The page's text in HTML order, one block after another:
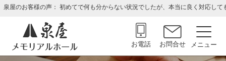
泉屋のお客様の声： 初めてで何も分からない状況でしたが、本当に良く対応して
お電話 お問合せ